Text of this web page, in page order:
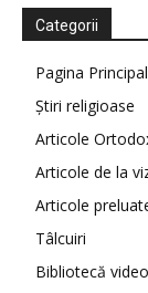
Categorii
Pagina
Știri religioase
Articole
Articole de la
Articole
Tâlcuiri
Bibliotecă video